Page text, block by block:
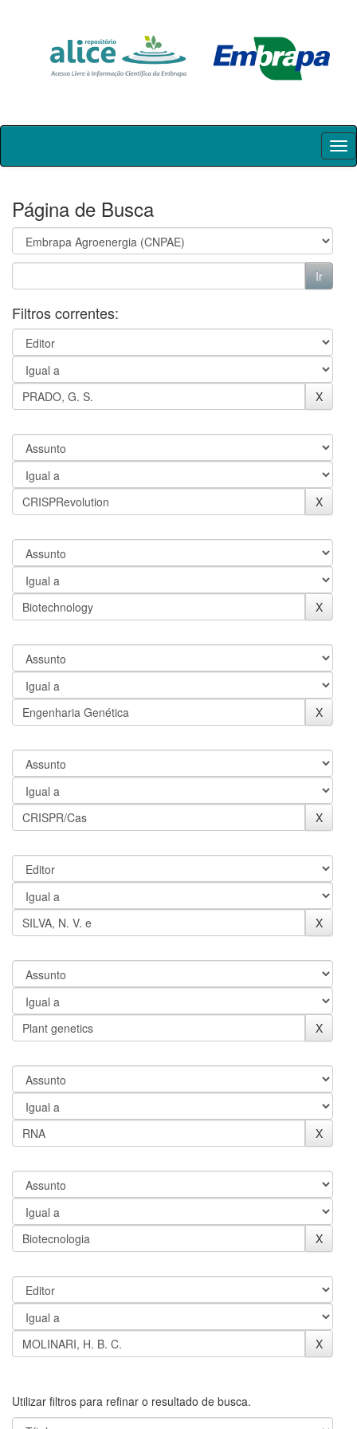
Skip
Página de Busca
Filtros correntes:
Utilizar filtros para refinar o resultado de busca.